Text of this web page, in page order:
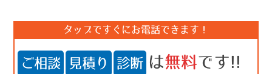
タップですぐにお電話できます！
ご相談 見積り 診断 は無料です!!